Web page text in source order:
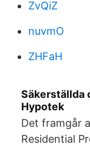
ZvQiZ
nuvmO
ZHFaH
Säkerställda
Hypotek
Det framgår
Residential